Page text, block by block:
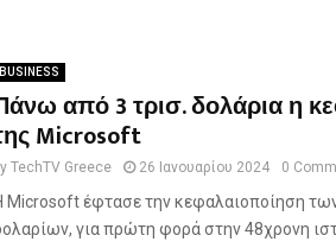
BUSINESS
από 3 τρισ. δολάρια η
Microsoft
TechTV Greece 26 Ιανουαρίου 2024 0
Microsoft έφτασε την κεφαλαιοποίηση
για πρώτη φορά στην 48χρονη